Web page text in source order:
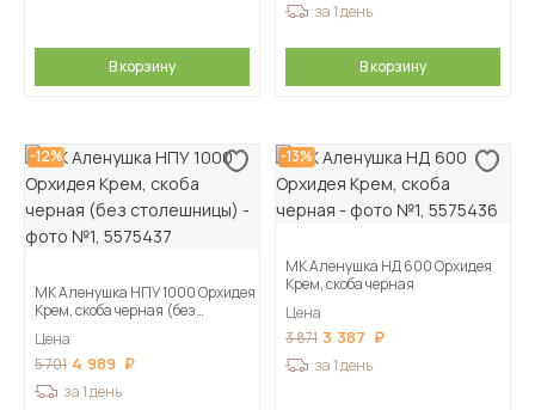
В корзину
за 1 день
В корзину
-12%
МК Аленушка НПУ 1000 Орхидея
Крем, скоба черная (без
Цена
5 701 4 989
за 1 день
-13%
МК Аленушка НД 600 Орхидея
Крем, скоба черная
Цена
3 871 3 387
за 1 день